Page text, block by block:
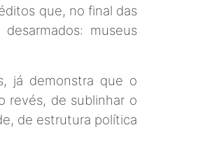
que, no final das
museus
já demonstra que o
revés, de sublinhar o
de estrutura política